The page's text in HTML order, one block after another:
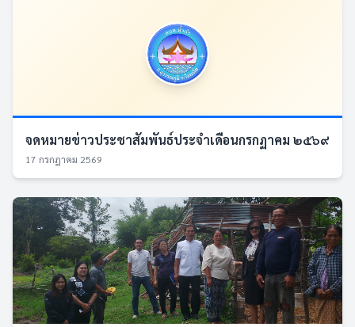
จดหมายข่าวประชาสัมพันธ์ประจำเดือนกรกฏาคม ๒๕๖๙
17 กรกฎาคม 2569